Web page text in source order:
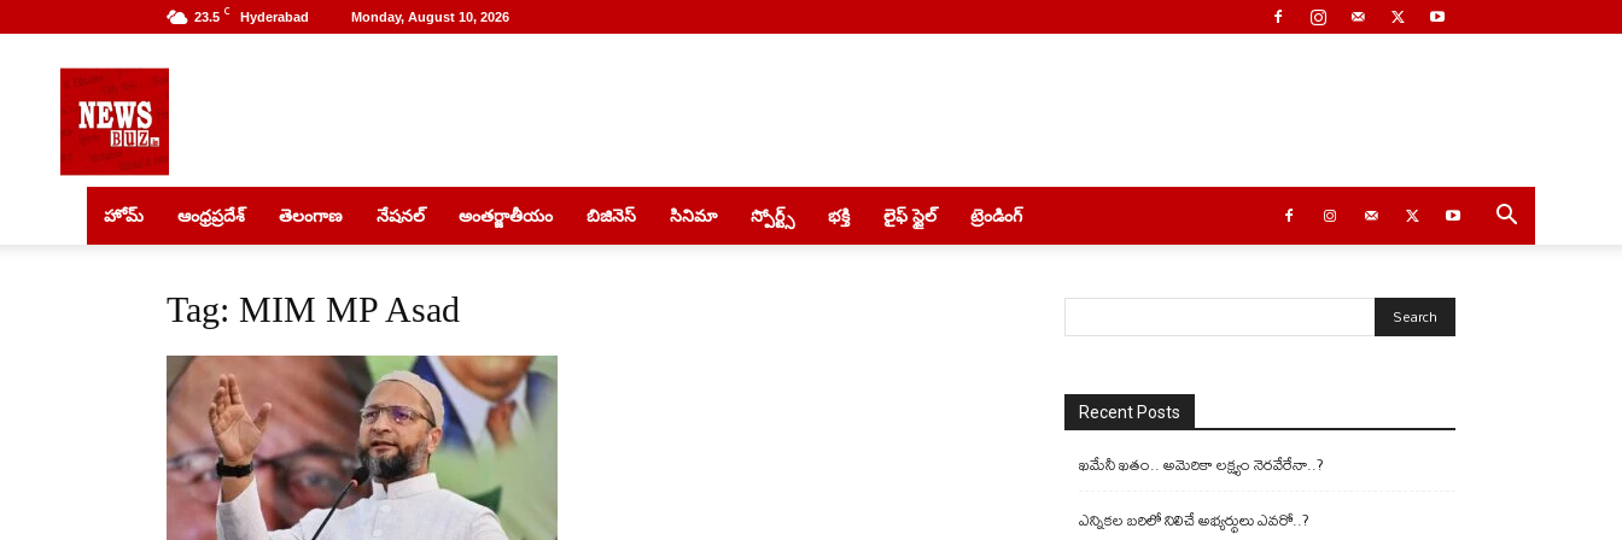
23.5 C Hyderabad Monday, August 10, 2026
NewsBuz
హోమ్ ఆంధ్రప్రదేశ్ తెలంగాణ నేషనల్ అంతర్జాతీయం బిజినెస్ సినిమా స్పోర్ట్స్ భక్తి లైఫ్ స్టైల్ ట్రెండింగ్
Tag: MIM MP Asad
Recent Posts
ఖమేనీ ఖతం.. అమెరికా లక్ష్యం నెరవేరేనా..?
ఎన్నికల బరిలో నిలిచే అభ్యర్థులు ఎవరో..?